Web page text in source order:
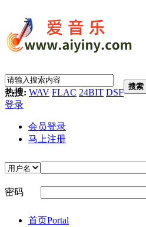
热搜: WAV FLAC 24BIT DSF
搜索
登录
会员登录
马上注册
密码
首页Portal